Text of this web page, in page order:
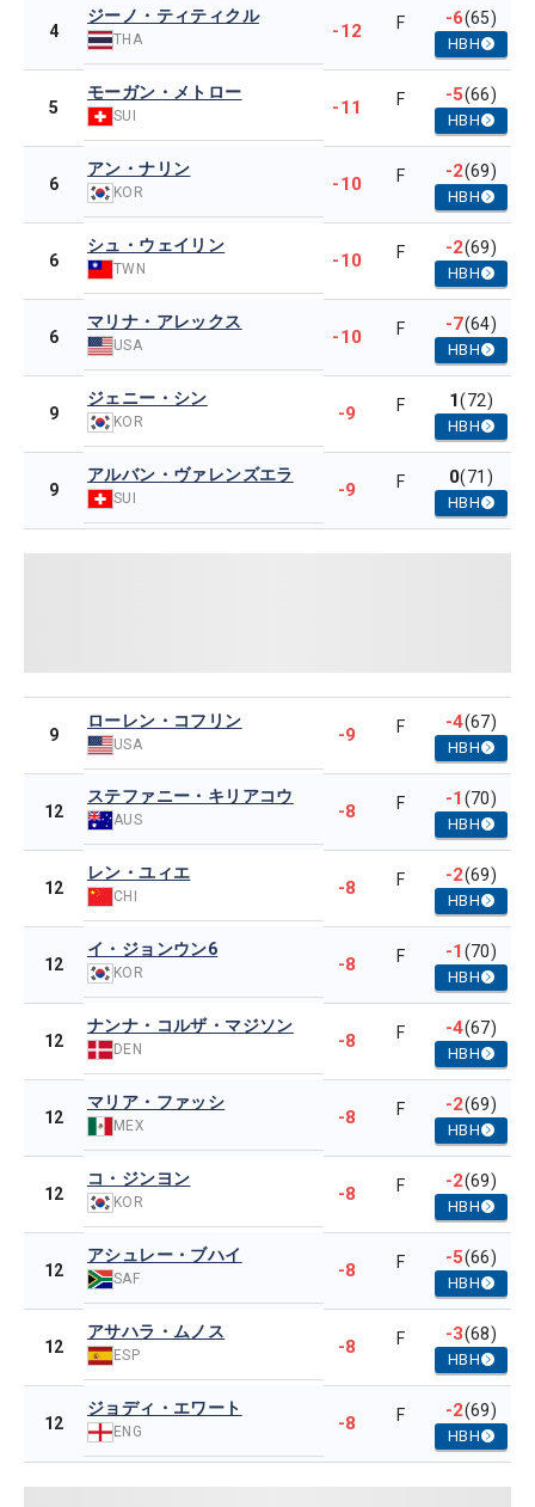
4
ジーノ・ティティクル
THA -12 F -6(65)
HBH
5
モーガン・メトロー
SUI -11 F -5(66)
HBH
6
アン・ナリン
KOR -10 F -2(69)
HBH
6
シュ・ウェイリン
TWN -10 F -2(69)
HBH
6
マリナ・アレックス
USA -10 F -7(64)
HBH
9
ジェニー・シン
KOR -9 F 1(72)
HBH
9
アルバン・ヴァレンズエラ
SUI -9 F 0(71)
HBH
9
ローレン・コフリン
USA -9 F -4(67)
HBH
12
ステファニー・キリアコウ
AUS -8 F -1(70)
HBH
12
レン・ユィエ
CHI -8 F -2(69)
HBH
12
イ・ジョンウン6
KOR -8 F -1(70)
HBH
12
ナンナ・コルザ・マジソン
DEN -8 F -4(67)
HBH
12
マリア・ファッシ
MEX -8 F -2(69)
HBH
12
コ・ジンヨン
KOR -8 F -2(69)
HBH
12
アシュレー・ブハイ
SAF -8 F -5(66)
HBH
12
アサハラ・ムノス
ESP -8 F -3(68)
HBH
12
ジョディ・エワート
ENG -8 F -2(69)
HBH